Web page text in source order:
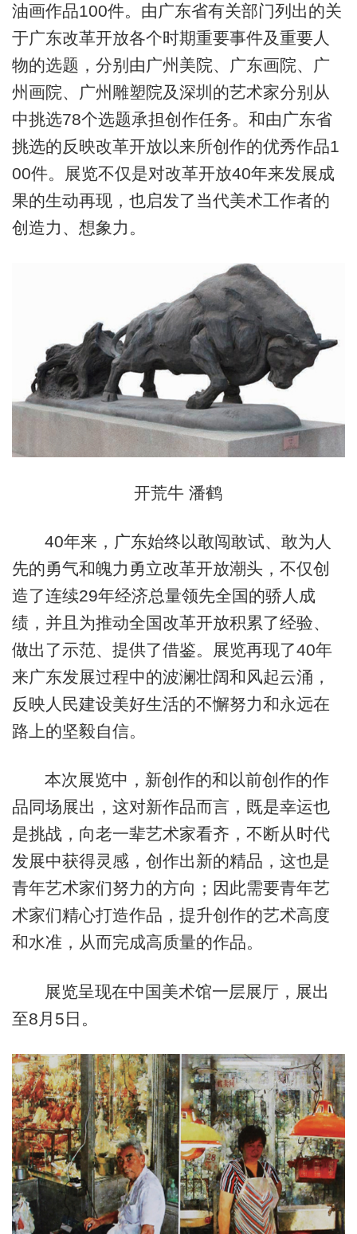
油画作品100件。由广东省有关部门列出的关
于广东改革开放各个时期重要事件及重要人
物的选题，分别由广州美院、广东画院、广
州画院、广州雕塑院及深圳的艺术家分别从
中挑选78个选题承担创作任务。和由广东省
挑选的反映改革开放以来所创作的优秀作品1
00件。展览不仅是对改革开放40年来发展成
果的生动再现，也启发了当代美术工作者的
创造力、想象力。
开荒牛 潘鹤
40年来，广东始终以敢闯敢试、敢为人
先的勇气和魄力勇立改革开放潮头，不仅创
造了连续29年经济总量领先全国的骄人成
绩，并且为推动全国改革开放积累了经验、
做出了示范、提供了借鉴。展览再现了40年
来广东发展过程中的波澜壮阔和风起云涌，
反映人民建设美好生活的不懈努力和永远在
路上的坚毅自信。
本次展览中，新创作的和以前创作的作
品同场展出，这对新作品而言，既是幸运也
是挑战，向老一辈艺术家看齐，不断从时代
发展中获得灵感，创作出新的精品，这也是
青年艺术家们努力的方向；因此需要青年艺
术家们精心打造作品，提升创作的艺术高度
和水准，从而完成高质量的作品。
展览呈现在中国美术馆一层展厅，展出
至8月5日。